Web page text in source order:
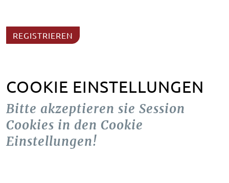
REGISTRIEREN
COOKIE EINSTELLUNGEN
Bitte akzeptieren sie Session
Cookies in den Cookie
Einstellungen!